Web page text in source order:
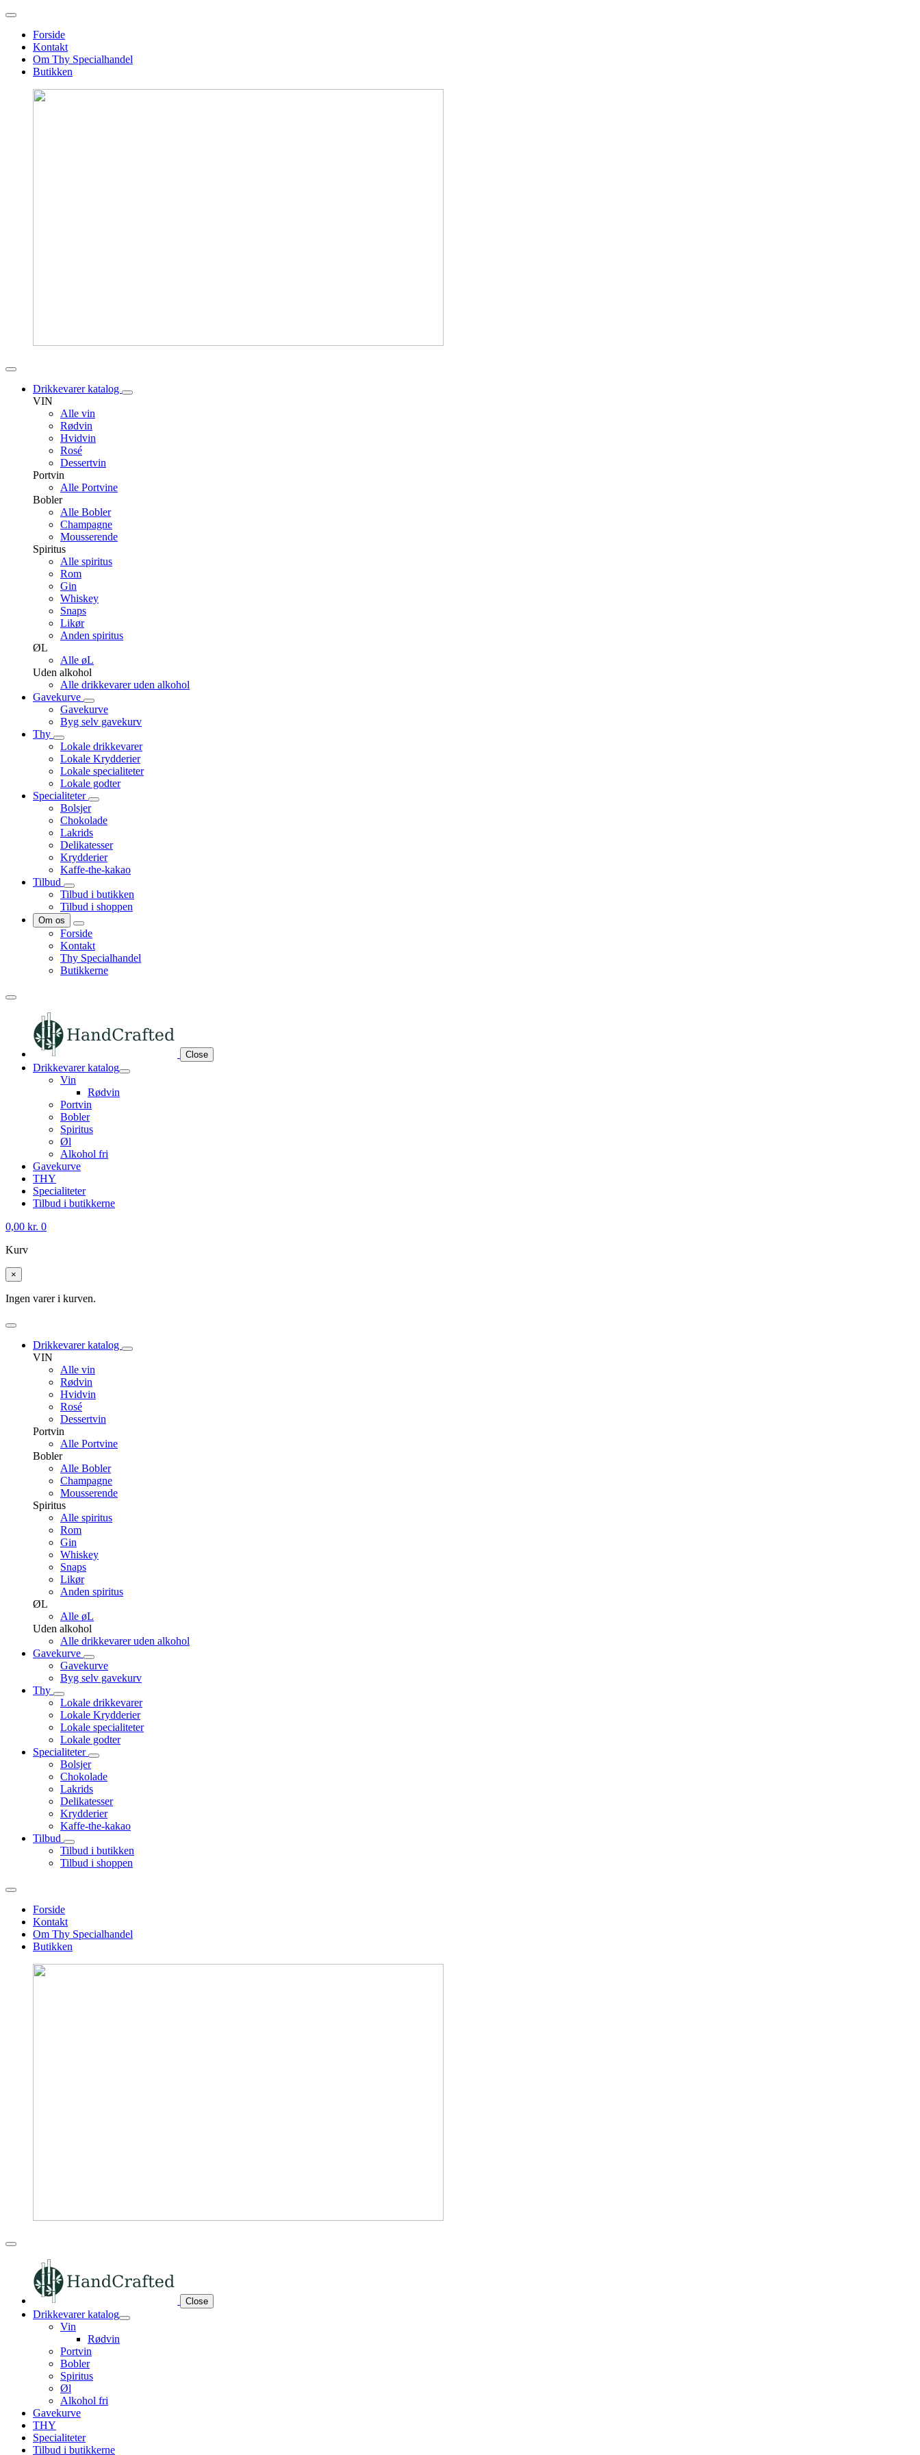
Forside
Kontakt
Om Thy Specialhandel
Butikken
Drikkevarer katalog
VIN
Alle vin
Rødvin
Hvidvin
Rosé
Dessertvin
Portvin
Alle Portvine
Bobler
Alle Bobler
Champagne
Mousserende
Spiritus
Alle spiritus
Rom
Gin
Whiskey
Snaps
Likør
Anden spiritus
ØL
Alle øL
Uden alkohol
Alle drikkevarer uden alkohol
Gavekurve
Gavekurve
Byg selv gavekurv
Thy
Lokale drikkevarer
Lokale Krydderier
Lokale specialiteter
Lokale godter
Specialiteter
Bolsjer
Chokolade
Lakrids
Delikatesser
Krydderier
Kaffe-the-kakao
Tilbud
Tilbud i butikken
Tilbud i shoppen
Om os
Forside
Kontakt
Thy Specialhandel
Butikkerne
Close
Drikkevarer katalog
Vin
Rødvin
Portvin
Bobler
Spiritus
Øl
Alkohol fri
Gavekurve
THY
Specialiteter
Tilbud i butikkerne
0,00 kr. 0
Kurv
×
Ingen varer i kurven.
Drikkevarer katalog
VIN
Alle vin
Rødvin
Hvidvin
Rosé
Dessertvin
Portvin
Alle Portvine
Bobler
Alle Bobler
Champagne
Mousserende
Spiritus
Alle spiritus
Rom
Gin
Whiskey
Snaps
Likør
Anden spiritus
ØL
Alle øL
Uden alkohol
Alle drikkevarer uden alkohol
Gavekurve
Gavekurve
Byg selv gavekurv
Thy
Lokale drikkevarer
Lokale Krydderier
Lokale specialiteter
Lokale godter
Specialiteter
Bolsjer
Chokolade
Lakrids
Delikatesser
Krydderier
Kaffe-the-kakao
Tilbud
Tilbud i butikken
Tilbud i shoppen
Forside
Kontakt
Om Thy Specialhandel
Butikken
Close
Drikkevarer katalog
Vin
Rødvin
Portvin
Bobler
Spiritus
Øl
Alkohol fri
Gavekurve
THY
Specialiteter
Tilbud i butikkerne